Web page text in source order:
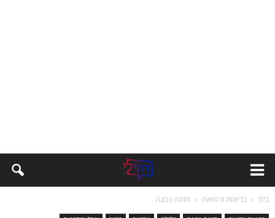
בית בריאות ורפואה תזונה נכונה